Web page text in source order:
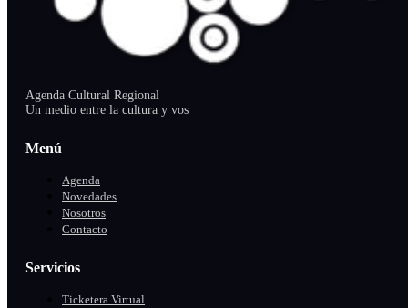
Agenda Cultural Regional
Un medio entre la cultura y vos
Menú
Agenda
Novedades
Nosotros
Contacto
Servicios
Ticketera Virtual